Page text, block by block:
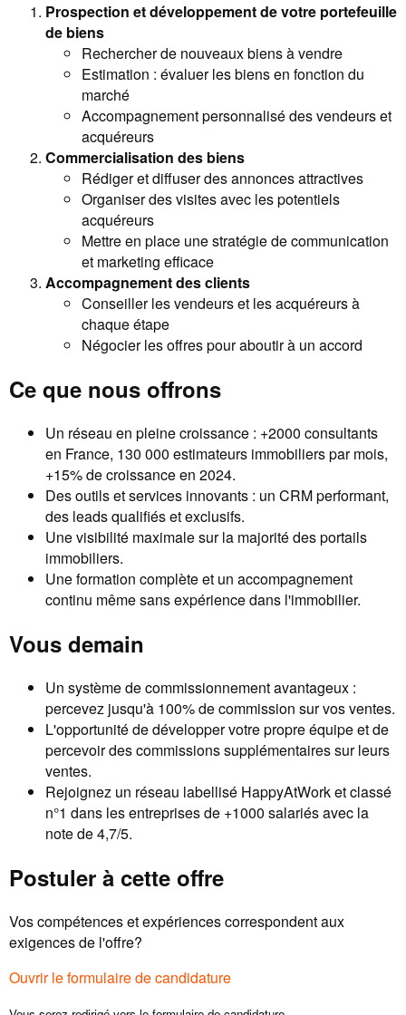
Prospection et développement de votre portefeuille
de biens
Rechercher de nouveaux biens à vendre
Estimation : évaluer les biens en fonction du
marché
Accompagnement personnalisé des vendeurs et
acquéreurs
Commercialisation des biens
Rédiger et diffuser des annonces attractives
Organiser des visites avec les potentiels
acquéreurs
Mettre en place une stratégie de communication
et marketing efficace
Accompagnement des clients
Conseiller les vendeurs et les acquéreurs à
chaque étape
Négocier les offres pour aboutir à un accord
Ce que nous offrons
Un réseau en pleine croissance : +2000 consultants
en France, 130 000 estimateurs immobiliers par mois,
+15% de croissance en 2024.
Des outils et services innovants : un CRM performant,
des leads qualifiés et exclusifs.
Une visibilité maximale sur la majorité des portails
immobiliers.
Une formation complète et un accompagnement
continu même sans expérience dans l'immobilier.
Vous demain
Un système de commissionnement avantageux :
percevez jusqu'à 100% de commission sur vos ventes.
L'opportunité de développer votre propre équipe et de
percevoir des commissions supplémentaires sur leurs
ventes.
Rejoignez un réseau labellisé HappyAtWork et classé
n°1 dans les entreprises de +1000 salariés avec la
note de 4,7/5.
Postuler à cette offre
Vos compétences et expériences correspondent aux
exigences de l'offre?
Ouvrir le formulaire de candidature